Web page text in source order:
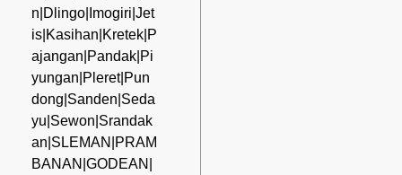
n|Dlingo|Imogiri|Jet
is|Kasihan|Kretek|P
ajangan|Pandak|Pi
yungan|Pleret|Pun
dong|Sanden|Seda
yu|Sewon|Srandak
an|SLEMAN|PRAM
BANAN|GODEAN|